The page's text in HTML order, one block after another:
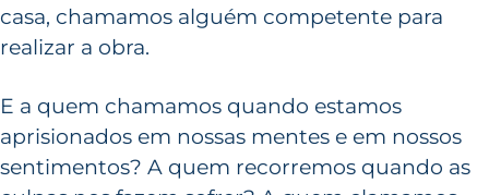
casa, chamamos alguém competente para
realizar a obra.
E a quem chamamos quando estamos
aprisionados em nossas mentes e em nossos
sentimentos? A quem recorremos quando as